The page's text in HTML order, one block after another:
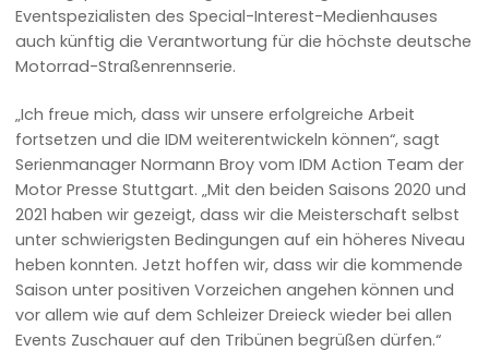
Eventspezialisten des Special-Interest-Medienhauses
auch künftig die Verantwortung für die höchste deutsche
Motorrad-Straßenrennserie.
„Ich freue mich, dass wir unsere erfolgreiche Arbeit
fortsetzen und die IDM weiterentwickeln können“, sagt
Serienmanager Normann Broy vom IDM Action Team der
Motor Presse Stuttgart. „Mit den beiden Saisons 2020 und
2021 haben wir gezeigt, dass wir die Meisterschaft selbst
unter schwierigsten Bedingungen auf ein höheres Niveau
heben konnten. Jetzt hoffen wir, dass wir die kommende
Saison unter positiven Vorzeichen angehen können und
vor allem wie auf dem Schleizer Dreieck wieder bei allen
Events Zuschauer auf den Tribünen begrüßen dürfen.“